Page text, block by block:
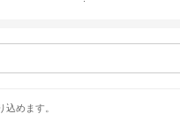
めます。